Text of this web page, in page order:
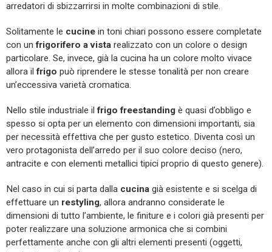
arredatori di sbizzarrirsi in molte combinazioni di stile.
Solitamente le cucine in toni chiari possono essere completate
con unfrigorifero a vista realizzato con un colore o design
particolare. Se, invece, già la cucina ha un colore molto vivace
allora ilfrigo può riprendere le stesse tonalità per non creare
un’eccessiva varietà cromatica.
Nello stile industriale ilfrigo freestanding è quasi d’obbligo e
spesso si opta per un elemento con dimensioni importanti, sia
per necessità effettiva che per gusto estetico. Diventa così un
vero protagonista dell’arredo per il suo colore deciso (nero,
antracite e con elementi metallici tipici proprio di questo genere).
Nel caso in cui si parta dalla cucina già esistente e si scelga di
effettuare un restyling, allora andranno considerate le
dimensioni di tutto l’ambiente, le finiture e i colori già presenti per
poter realizzare una soluzione armonica che si combini
perfettamente anche con gli altri elementi presenti (oggetti,